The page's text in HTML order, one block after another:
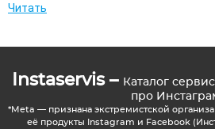
Читать
Instaservis – Каталог
про
*Meta — признана экстремистской
её продукты Instagram и Facebook